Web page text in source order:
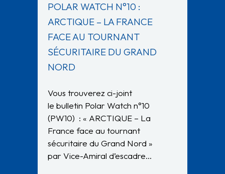
POLAR WATCH N°10 :
ARCTIQUE – LA FRANCE
FACE AU TOURNANT
SÉCURITAIRE DU GRAND
NORD
Vous trouverez ci-joint
le bulletin Polar Watch n°10
(PW10) : « ARCTIQUE – La
France face au tournant
sécuritaire du Grand Nord »
par Vice-Amiral d’escadre…